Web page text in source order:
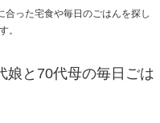
った宅食や毎日のごはんを探し
。
娘と70代母の毎日ごは